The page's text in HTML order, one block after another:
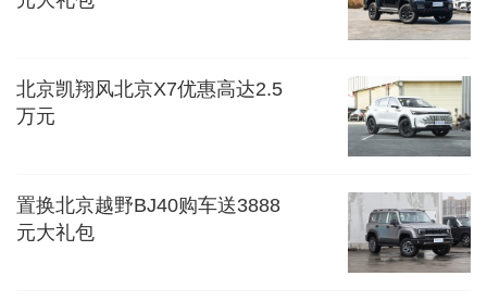
北京凯翔风北京X7优惠高达2.5
万元
置换北京越野BJ40购车送3888
元大礼包